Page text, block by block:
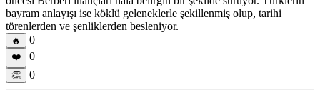
bayram anlayışı ise köklü geleneklerle şekillenmiş olup, tarihi
törenlerden ve şenliklerden besleniyor.
🔥 0
❤️ 0
👏 0